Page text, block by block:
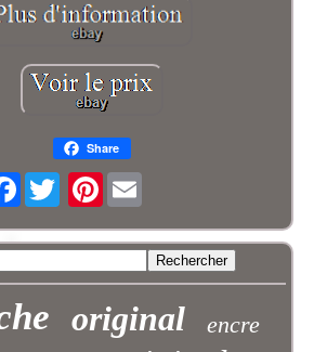
Share
Facebook Pinterest
original encre